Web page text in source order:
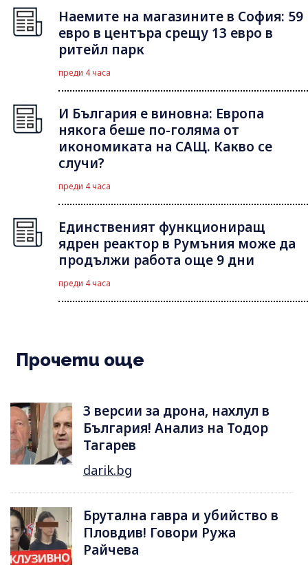
Наемите на магазините в София: 59
евро в центъра срещу 13 евро в
ритейл парк
преди 4 часа
И България е виновна: Европа
някога беше по-голяма от
икономиката на САЩ. Какво се
случи?
преди 4 часа
Единственият функциониращ
ядрен реактор в Румъния може да
продължи работа още 9 дни
преди 4 часа
Прочети още
3 версии за дрона, нахлул в
България! Анализ на Тодор
Тагарев
darik.bg
Брутална гавра и убийство в
Пловдив! Говори Ружа
Райчева